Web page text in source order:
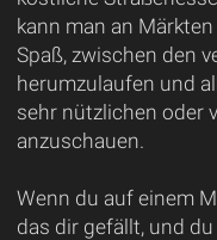
kann man an
Spaß, zwischen den
herumzulaufen und
sehr nützlichen oder
anzuschauen.
Wenn du auf einem
das dir gefällt, und